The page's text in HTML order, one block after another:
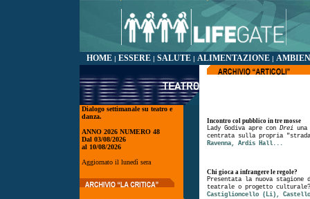
HOME | ESSERE | SALUTE | ALIMENTAZIONE |
Dialogo settimanale su teatro e
danza.
ANNO 2026 NUMERO 48
Dal 03/08/2026
al 10/08/2026
Aggiornato il lunedì sera
Incontro col pubblico in tre mosse
Lady Godiva apre con Drei
centrata sulla propria
Ravenna, Ardis Hall...
Chi gioca a infrangere le regole?
Presentata la nuova stagione
teatrale o progetto culturale?
Castiglioncello (Li),